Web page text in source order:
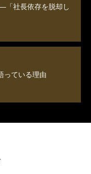
「社長依存を脱却し
っている理由